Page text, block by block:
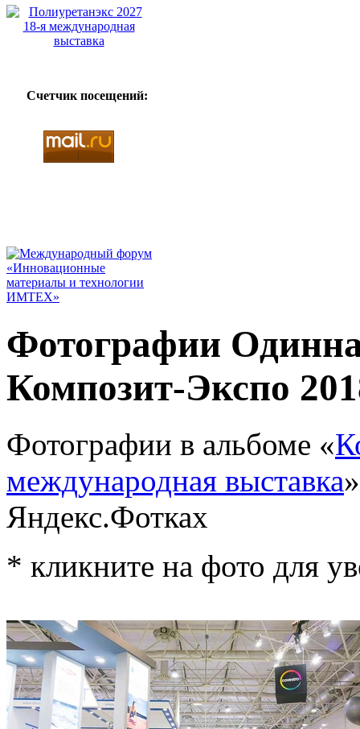
Счетчик посещений:
Фотографии
Композит-Экспо
Фотографии в альбоме «
международная выставка
Яндекс.Фотках
* кликните на фото для